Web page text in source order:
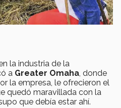
la industria de la
a Greater Omaha , donde
la empresa, le ofrecieron el
quedó maravillada con la
que debía estar ahí.